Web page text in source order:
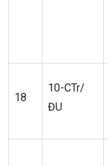
18
10-CTr/
ĐU